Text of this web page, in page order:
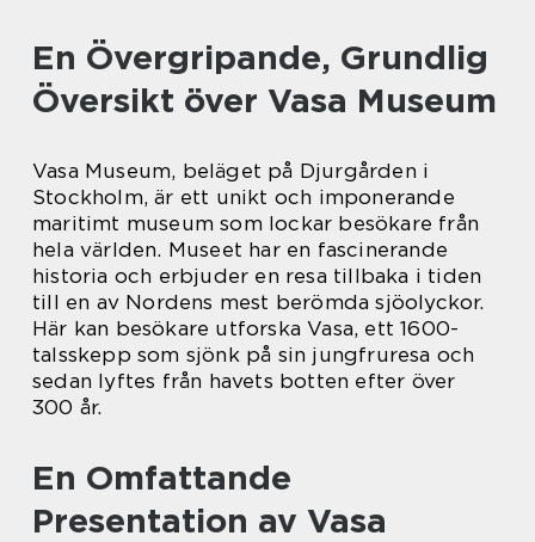
En Övergripande, Grundlig
Översikt över Vasa Museum
Vasa Museum, beläget på Djurgården i
Stockholm, är ett unikt och imponerande
maritimt museum som lockar besökare från
hela världen. Museet har en fascinerande
historia och erbjuder en resa tillbaka i tiden
till en av Nordens mest berömda sjöolyckor.
Här kan besökare utforska Vasa, ett 1600-
talsskepp som sjönk på sin jungfruresa och
sedan lyftes från havets botten efter över
300 år.
En Omfattande
Presentation av Vasa